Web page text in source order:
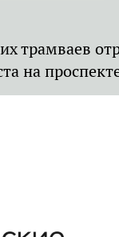
трамваев
на